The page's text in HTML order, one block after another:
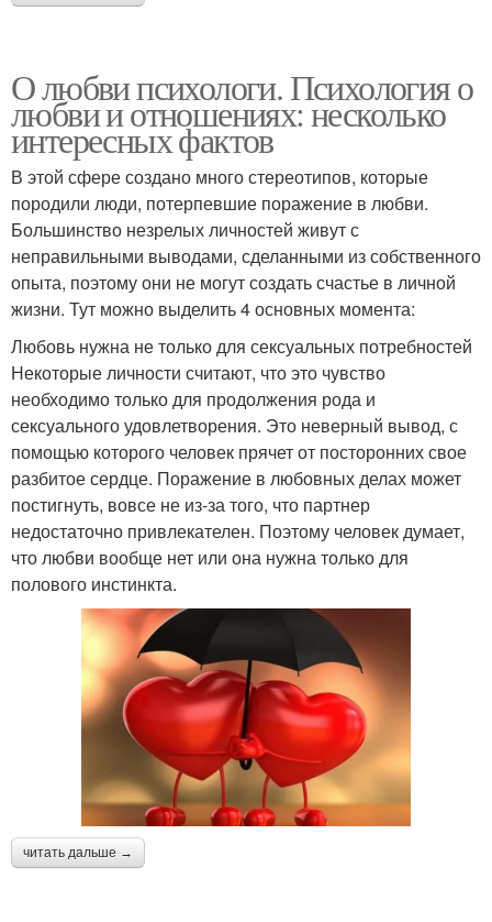
О любви психологи. Психология о
любви и отношениях: несколько
интересных фактов
В этой сфере создано много стереотипов, которые
породили люди, потерпевшие поражение в любви.
Большинство незрелых личностей живут с
неправильными выводами, сделанными из собственного
опыта, поэтому они не могут создать счастье в личной
жизни. Тут можно выделить 4 основных момента:
Любовь нужна не только для сексуальных потребностей
Некоторые личности считают, что это чувство
необходимо только для продолжения рода и
сексуального удовлетворения. Это неверный вывод, с
помощью которого человек прячет от посторонних свое
разбитое сердце. Поражение в любовных делах может
постигнуть, вовсе не из-за того, что партнер
недостаточно привлекателен. Поэтому человек думает,
что любви вообще нет или она нужна только для
полового инстинкта.
читать дальше →